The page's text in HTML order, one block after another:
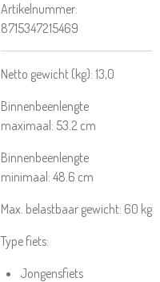
Artikelnummer:
8715347215469
Netto gewicht (kg): 13,0
Binnenbeenlengte
maximaal: 53.2 cm
Binnenbeenlengte
minimaal: 48.6 cm
Max. belastbaar gewicht: 60 kg
Type fiets:
Jongensfiets